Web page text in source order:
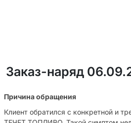
Заказ-наряд
Причина обращения
Клиент обратился с конкретной и